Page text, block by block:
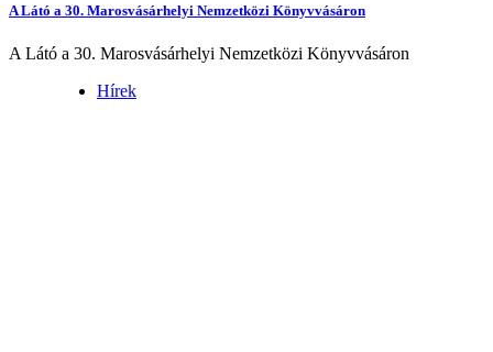
A Látó a 30. Marosvásárhelyi Nemzetközi Könyvvásáron
A Látó a 30. Marosvásárhelyi Nemzetközi Könyvvásáron
Hírek